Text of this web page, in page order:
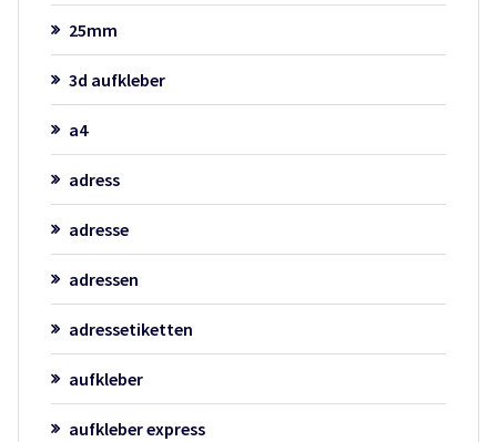
25mm
3d aufkleber
a4
adress
adresse
adressen
adressetiketten
aufkleber
aufkleber express